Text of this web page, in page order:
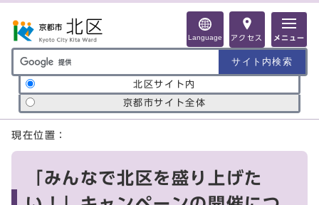
Language アクセス メニュー
サイト内検索の範囲
北区サイト内
京都市サイト全体
ここから本文です
現在位置：
「みんなで北区を盛り上げた